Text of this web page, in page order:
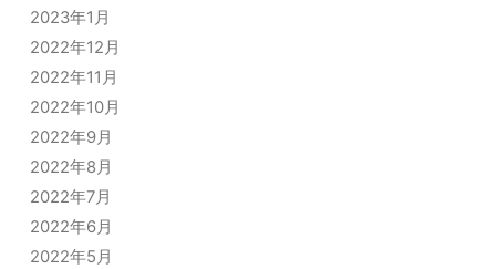
2023年1月
2022年12月
2022年11月
2022年10月
2022年9月
2022年8月
2022年7月
2022年6月
2022年5月